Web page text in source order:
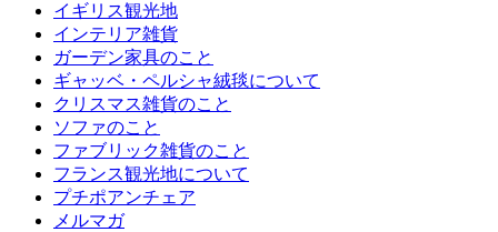
イギリス観光地
インテリア雑貨
ガーデン家具のこと
ギャッベ・ペルシャ絨毯について
クリスマス雑貨のこと
ソファのこと
ファブリック雑貨のこと
フランス観光地について
プチポアンチェア
メルマガ